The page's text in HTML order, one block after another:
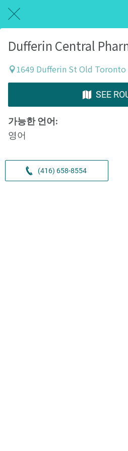
Dufferin Central
1649 Dufferin St Old Toronto
SEE
가능한 언어:
영어
(416) 658-8554